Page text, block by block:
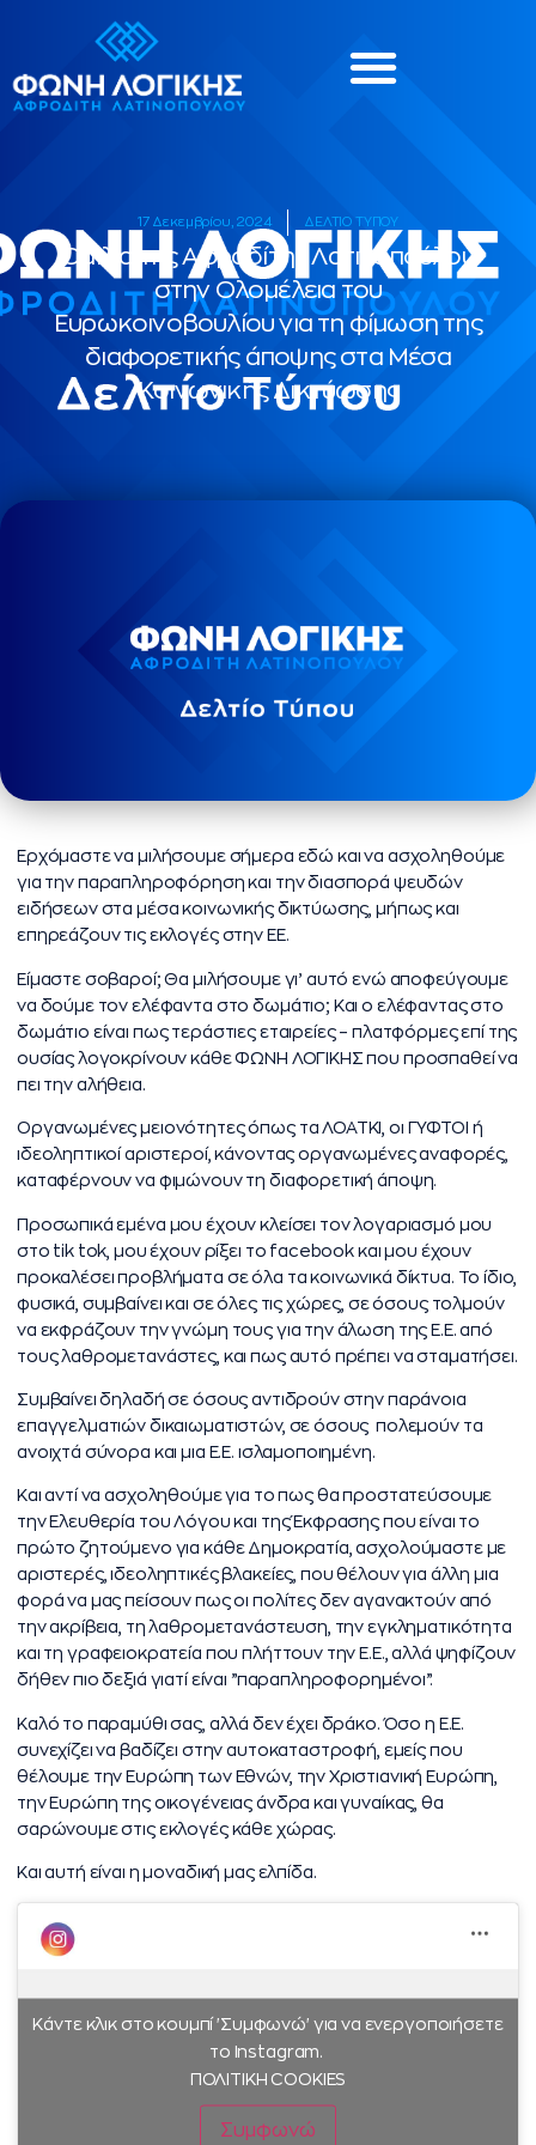
17 Δεκεμβρίου, 2024 ΔΕΛΤΙΟ ΤΥΠΟΥ
Ομιλία της Αφροδίτης Λατινοπούλου
στην Oλομέλεια του
Ευρωκοινοβουλίου για τη φίμωση της
διαφορετικής άποψης στα Mέσα
Kοινωνικής Δικτύωσης
Ερχόμαστε να μιλήσουμε σήμερα εδώ και να ασχοληθούμε
για την παραπληροφόρηση και την διασπορά ψευδών
ειδήσεων στα μέσα κοινωνικής δικτύωσης, μήπως και
επηρεάζουν τις εκλογές στην ΕΕ.
Είμαστε σοβαροί; Θα μιλήσουμε γι’ αυτό ενώ αποφεύγουμε
να δούμε τον ελέφαντα στο δωμάτιο; Και ο ελέφαντας στο
δωμάτιο είναι πως τεράστιες εταιρείες – πλατφόρμες επί της
ουσίας λογοκρίνουν κάθε ΦΩΝΗ ΛΟΓΙΚΗΣ που προσπαθεί να
πει την αλήθεια.
Οργανωμένες μειονότητες όπως τα ΛΟΑΤΚΙ, οι ΓΥΦΤΟΙ ή
ιδεοληπτικοί αριστεροί, κάνοντας οργανωμένες αναφορές,
καταφέρνουν να φιμώνουν τη διαφορετική άποψη.
Προσωπικά εμένα μου έχουν κλείσει τον λογαριασμό μου
στο tik tok, μου έχουν ρίξει το facebook και μου έχουν
προκαλέσει προβλήματα σε όλα τα κοινωνικά δίκτυα. Το ίδιο,
φυσικά, συμβαίνει και σε όλες τις χώρες, σε όσους τολμούν
να εκφράζουν την γνώμη τους για την άλωση της Ε.Ε. από
τους λαθρομετανάστες, και πως αυτό πρέπει να σταματήσει.
Συμβαίνει δηλαδή σε όσους αντιδρούν στην παράνοια
επαγγελματιών δικαιωματιστών, σε όσους πολεμούν τα
ανοιχτά σύνορα και μια Ε.Ε. ισλαμοποιημένη.
Και αντί να ασχοληθούμε για το πως θα προστατεύσουμε
την Ελευθερία του Λόγου και της Έκφρασης που είναι το
πρώτο ζητούμενο για κάθε Δημοκρατία, ασχολούμαστε με
αριστερές, ιδεοληπτικές βλακείες, που θέλουν για άλλη μια
φορά να μας πείσουν πως οι πολίτες δεν αγανακτούν από
την ακρίβεια, τη λαθρομετανάστευση, την εγκληματικότητα
και τη γραφειοκρατεία που πλήττουν την Ε.Ε., αλλά ψηφίζουν
δήθεν πιο δεξιά γιατί είναι ”παραπληροφορημένοι”.
Καλό το παραμύθι σας, αλλά δεν έχει δράκο. Όσο η Ε.Ε.
συνεχίζει να βαδίζει στην αυτοκαταστροφή, εμείς που
θέλουμε την Ευρώπη των Εθνών, την Χριστιανική Ευρώπη,
την Ευρώπη της οικογένειας άνδρα και γυναίκας, θα
σαρώνουμε στις εκλογές κάθε χώρας.
Και αυτή είναι η μοναδική μας ελπίδα.
Κάντε κλικ στο κουμπί 'Συμφωνώ' για να ενεργοποιήσετε
το Instagram.
ΠΟΛΙΤΙΚΗ COOKIES
Συμφωνώ